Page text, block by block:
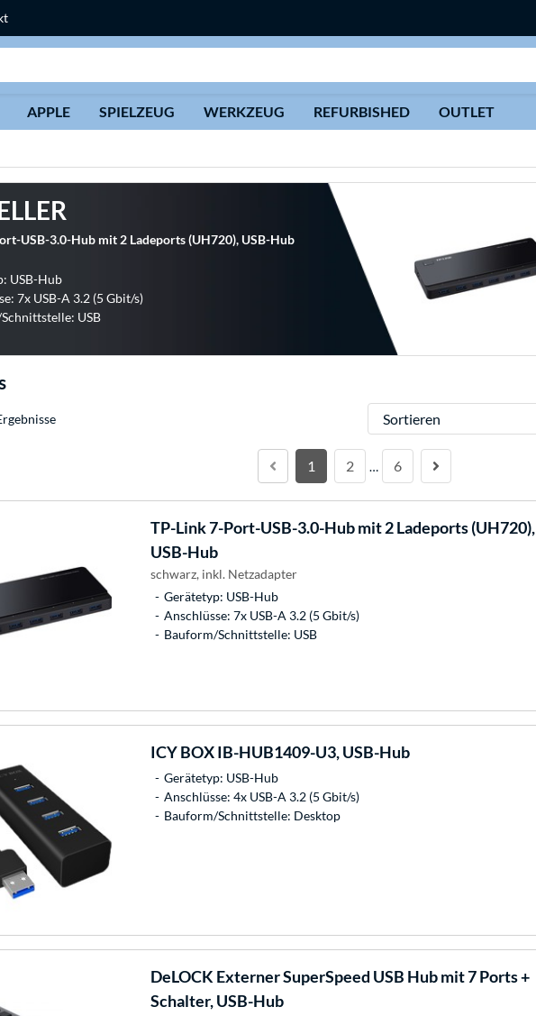
APPLE SPIELZEUG WERKZEUG REFURBISHED OUTLET
USB-3.0-Hub mit 2 Ladeports (UH720), USB-Hub
USB-Hub
7x USB-A 3.2 (5 Gbit/s)
USB
Sortieren
1 2 … 6
TP-Link7-Port-USB-3.0-Hub mit 2 Ladeports (UH720),
USB-Hub
schwarz, inkl. Netzadapter
Gerätetyp: USB-Hub
Anschlüsse: 7x USB-A 3.2 (5 Gbit/s)
Bauform/Schnittstelle: USB
ICY BOXIB-HUB1409-U3, USB-Hub
Gerätetyp: USB-Hub
Anschlüsse: 4x USB-A 3.2 (5 Gbit/s)
Bauform/Schnittstelle: Desktop
DeLOCK Externer SuperSpeed USB Hub mit 7 Ports +
Schalter, USB-Hub